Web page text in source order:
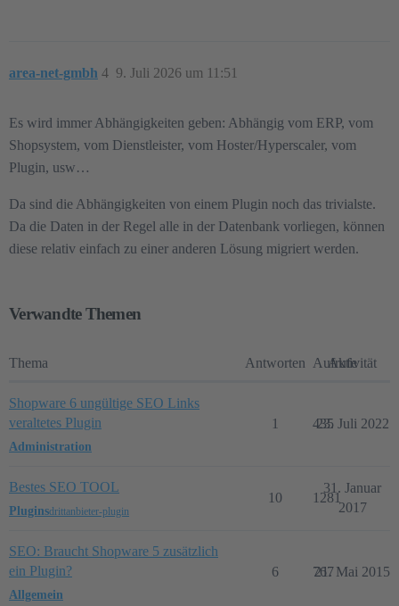
area-net-gmbh 9. Juli 2026 um 11:51
4
Es wird immer Abhängigkeiten geben: Abhängig vom ERP, vom
Shopsystem, vom Dienstleister, vom Hoster/Hyperscaler, vom
Plugin, usw…
Da sind die Abhängigkeiten von einem Plugin noch das trivialste.
Da die Daten in der Regel alle in der Datenbank vorliegen, können
diese relativ einfach zu einer anderen Lösung migriert werden.
Verwandte Themen
Thema Antworten Aufrufe
Aktivität
Shopware 6 ungültige SEO Links
veraltetes Plugin
Administration
1 435
23. Juli 2022
Bestes SEO TOOL
Pluginsdrittanbieter-plugin
10 1281
31. Januar
2017
SEO: Braucht Shopware 5 zusätzlich
ein Plugin?
Allgemein
6 767
21. Mai 2015